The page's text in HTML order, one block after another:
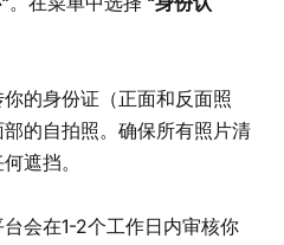
的身份证（正面和反面照
的自拍照。确保所有照片清
遮挡。
会在1-2个工作日内审核你